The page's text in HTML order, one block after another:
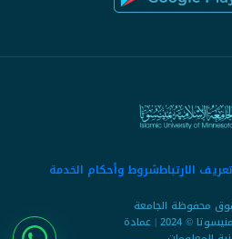
الارتباطشروط وأحكام الخدمة
محفوظة الجامعة
الإسلامية بمنيسوتا © 2024 | عمادة